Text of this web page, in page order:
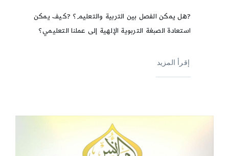
?هل يمكن الفصل بين التربية والتعليم؟ ?كيف يمكن
استعادة الصبغة التربوية الإلهية إلى عملنا التعليمي؟
إقرأ المزيد